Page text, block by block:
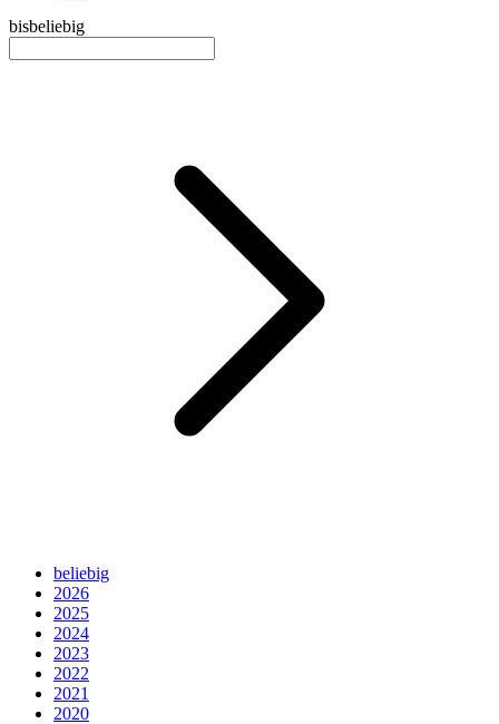
bisbeliebig
beliebig
2026
2025
2024
2023
2022
2021
2020